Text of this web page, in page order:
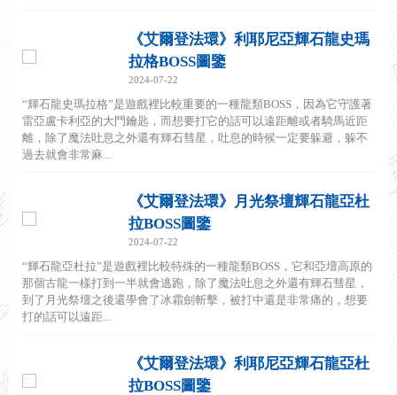
《艾爾登法環》利耶尼亞輝石龍史瑪
拉格BOSS圖鑒
2024-07-22
“輝石龍史瑪拉格”是遊戲裡比較重要的一種龍類BOSS，因為它守護著
雷亞盧卡利亞的大門鑰匙，而想要打它的話可以遠距離或者騎馬近距
離，除了魔法吐息之外還有輝石彗星，吐息的時候一定要躲避，躲不
過去就會非常麻...
《艾爾登法環》月光祭壇輝石龍亞杜
拉BOSS圖鑒
2024-07-22
“輝石龍亞杜拉”是遊戲裡比較特殊的一種龍類BOSS，它和亞壇高原的
那個古龍一樣打到一半就會逃跑，除了魔法吐息之外還有輝石彗星，
到了月光祭壇之後還學會了冰霜劍斬擊，被打中還是非常痛的，想要
打的話可以遠距...
《艾爾登法環》利耶尼亞輝石龍亞杜
拉BOSS圖鑒